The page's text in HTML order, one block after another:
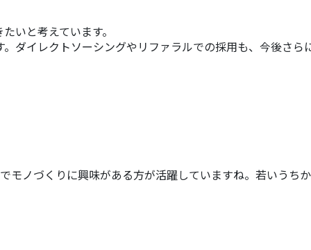
いと考えています。
イレクトソーシングやリファラルでの採用も、今後さら
モノづくりに興味がある方が活躍していますね。若いうち